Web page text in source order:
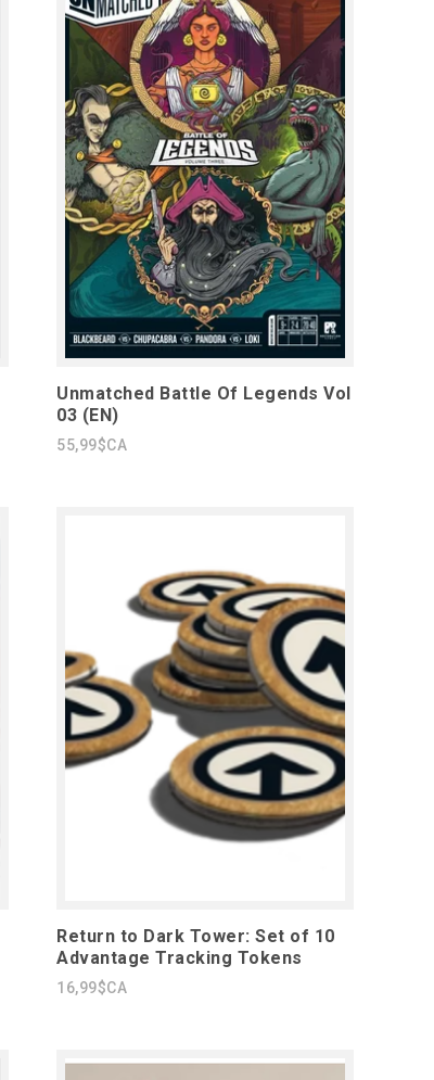
Unmatched Battle Of Legends Vol
03 (EN)
55,99$CA
Return to Dark Tower: Set of 10
Advantage Tracking Tokens
16,99$CA